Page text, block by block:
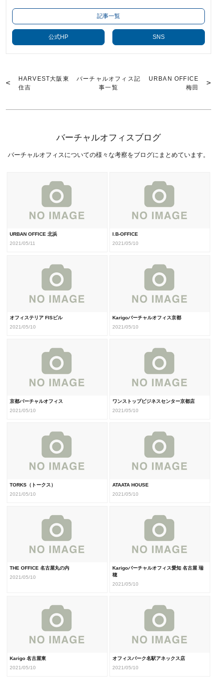
記事一覧
公式HP SNS
HARVEST大阪東
住吉
バーチャルオフィス記
事一覧
URBAN OFFICE
梅田
バーチャルオフィスブログ
バーチャルオフィスについての様々な考察をブログにまとめています。
URBAN OFFICE 北浜
2021/05/11
I.B-OFFICE
2021/05/10
オフィステリア FISビル
2021/05/10
Karigoバーチャルオフィス京都
2021/05/10
京都バーチャルオフィス
2021/05/10
ワンストップビジネスセンター京都店
2021/05/10
TORKS（トークス）
2021/05/10
ATAATA HOUSE
2021/05/10
THE OFFICE 名古屋丸の内
2021/05/10
Karigoバーチャルオフィス愛知 名古屋 瑞
穂
2021/05/10
Karigo 名古屋東
2021/05/10
オフィスパーク名駅アネックス店
2021/05/10